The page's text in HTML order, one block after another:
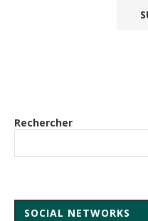
Rechercher
SOCIAL NETWORKS